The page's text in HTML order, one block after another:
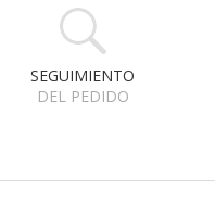
SEGUIMIENTO
DEL PEDIDO